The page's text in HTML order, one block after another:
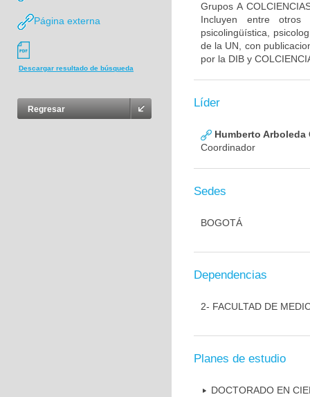
Página externa
Descargar resultado de búsqueda
Regresar
Grupos A
Incluyen entre otros
psicolingüística,
de la UN, con
por la DIB y
Líder
Humberto Arboleda
Coordinador
Sedes
BOGOTÁ
Dependencias
2- FACULTAD DE
Planes de estudio
DOCTORADO EN